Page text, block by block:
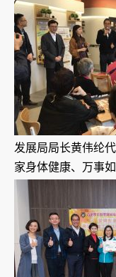
发展局局长黄伟纶
家身体健康、万事